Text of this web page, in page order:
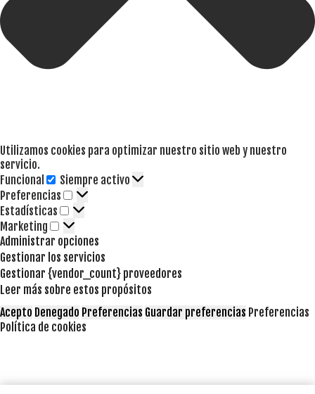
Utilizamos cookies para optimizar nuestro sitio web y nuestro
servicio.
Funcional
Funcional
Siempre activo
Preferencias
Preferencias
Estadísticas Estadísticas
Marketing Marketing
Administrar opciones
Gestionar los servicios
Gestionar {vendor_count} proveedores
Leer más sobre estos propósitos
Acepto Denegado Preferencias Guardar preferencias Preferencias
Política de cookies